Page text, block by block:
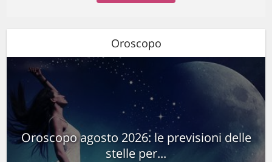
Oroscopo
Oroscopo agosto 2026: le previsioni delle
stelle per...